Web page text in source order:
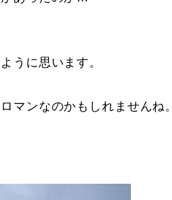
うに思います。
マンなのかもしれませんね。